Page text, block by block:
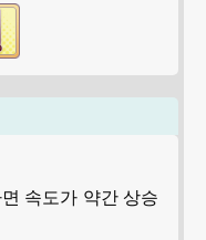
속도가 약간 상승